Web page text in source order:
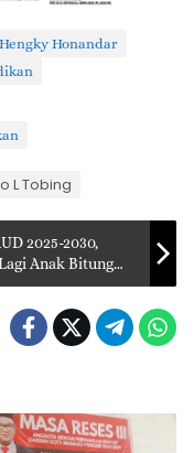
Hengky Honandar
L Tobing
2025-2030,
Anak Bitung